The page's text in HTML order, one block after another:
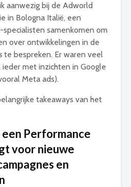
aanwezig bij de Adworld
in Bologna Italië, een
samenkomen om
over ontwikkelingen in de
te bespreken. Er waren veel
met inzichten in Google
Meta ads).
takeaways van het
Performance
voor nieuwe
en